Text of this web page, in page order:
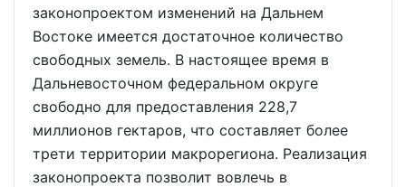
законопроектом изменений на Дальнем
Востоке имеется достаточное количество
свободных земель. В настоящее время в
Дальневосточном федеральном округе
свободно для предоставления 228,7
миллионов гектаров, что составляет более
трети территории макрорегиона. Реализация
законопроекта позволит вовлечь в